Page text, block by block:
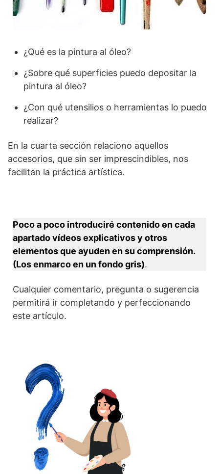
¿Qué es la pintura al óleo?
¿Sobre qué superficies puedo depositar la
pintura al óleo?
¿Con qué utensilios o herramientas lo puedo
realizar?
En la cuarta sección relaciono aquellos
accesorios, que sin ser imprescindibles, nos
facilitan la práctica artística.
Poco a poco introduciré contenido en cada
apartado vídeos explicativos y otros
elementos que ayuden en su comprensión.
(Los enmarco en un fondo gris).
Cualquier comentario, pregunta o sugerencia
permitirá ir completando y perfeccionando
este artículo.